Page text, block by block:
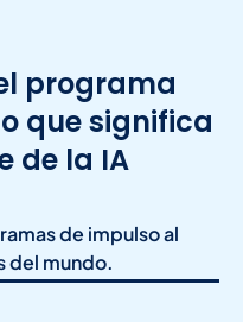
programa
que significa
de la IA
de impulso al
del mundo.